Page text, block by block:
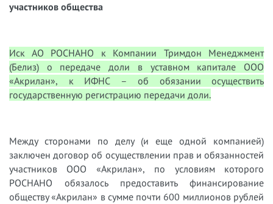
участников общества
Иск АО РОСНАНО к Компании Тримдон Менеджмент
(Белиз) о передаче доли в уставном капитале ООО
«Акрилан», к ИФНС – об обязании осуществить
государственную регистрацию передачи доли.
Между сторонами по делу (и еще одной компанией)
заключен договор об осуществлении прав и обязанностей
участников ООО «Акрилан», по условиям которого
РОСНАНО обязалось предоставить финансирование
обществу «Акрилан» в сумме почти 600 миллионов рублей